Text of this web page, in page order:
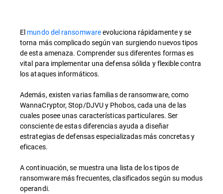
El mundo del ransomwareevoluciona rápidamente y se
torna más complicado según van surgiendo nuevos tipos
de esta amenaza. Comprender sus diferentes formas es
vital para implementar una defensa sólida y flexible contra
los ataques informáticos.
Además, existen varias familias de ransomware, como
WannaCryptor, Stop/DJVU y Phobos, cada una de las
cuales posee unas características particulares. Ser
consciente de estas diferencias ayuda a diseñar
estrategias de defensas especializadas más concretas y
eficaces.
A continuación, se muestra una lista de los tipos de
ransomware más frecuentes, clasificados según su modus
operandi.